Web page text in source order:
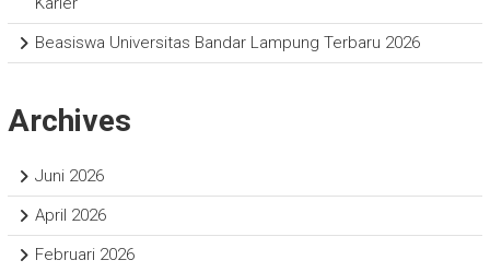
Beasiswa Universitas Bandar Lampung Terbaru 2026
Archives
Juni 2026
April 2026
Februari 2026